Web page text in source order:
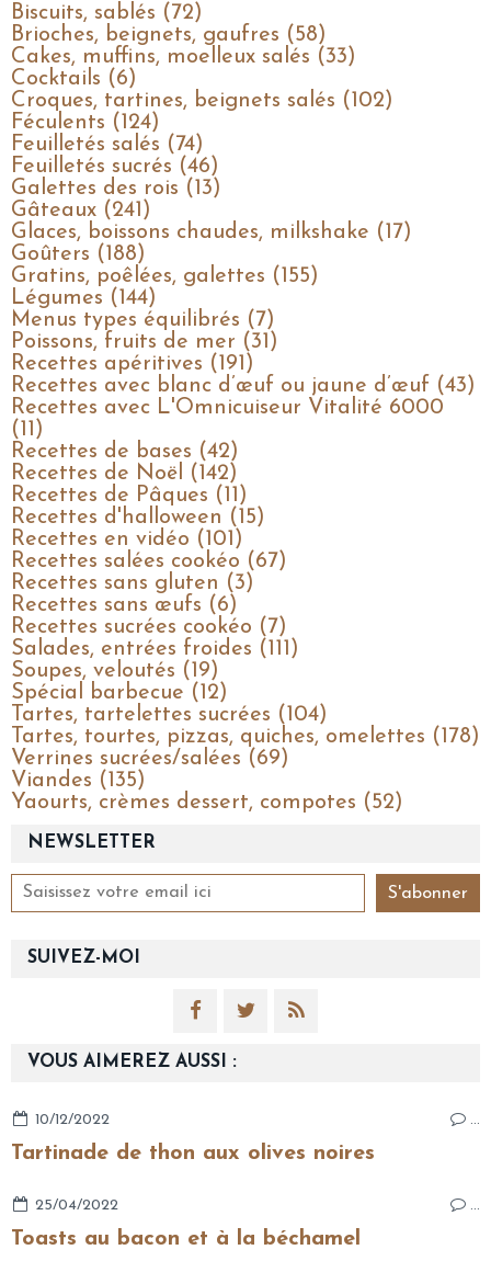
NEWSLETTER
SUIVEZ-MOI
VOUS AIMEREZ AUSSI :
10/12/2022 …
Tartinade de thon aux olives noires
25/04/2022 …
Toasts au bacon et à la béchamel
Biscuits, sablés (72)
Brioches, beignets, gaufres (58)
Cakes, muffins, moelleux salés (33)
Cocktails (6)
Croques, tartines, beignets salés (102)
Féculents (124)
Feuilletés salés (74)
Feuilletés sucrés (46)
Galettes des rois (13)
Gâteaux (241)
Glaces, boissons chaudes, milkshake (17)
Goûters (188)
Gratins, poêlées, galettes (155)
Légumes (144)
Menus types équilibrés (7)
Poissons, fruits de mer (31)
Recettes apéritives (191)
Recettes avec blanc d’œuf ou jaune d’œuf (43)
Recettes avec L'Omnicuiseur Vitalité 6000
(11)
Recettes de bases (42)
Recettes de Noël (142)
Recettes de Pâques (11)
Recettes d'halloween (15)
Recettes en vidéo (101)
Recettes salées cookéo (67)
Recettes sans gluten (3)
Recettes sans œufs (6)
Recettes sucrées cookéo (7)
Salades, entrées froides (111)
Soupes, veloutés (19)
Spécial barbecue (12)
Tartes, tartelettes sucrées (104)
Tartes, tourtes, pizzas, quiches, omelettes (178)
Verrines sucrées/salées (69)
Viandes (135)
Yaourts, crèmes dessert, compotes (52)